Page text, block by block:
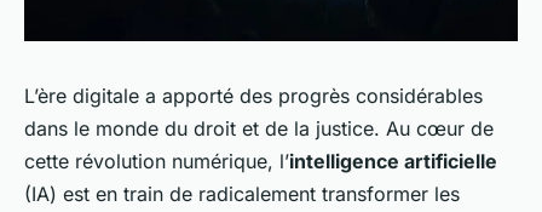
L’ère digitale a apporté des progrès considérables
dans le monde du droit et de la justice. Au cœur de
cette révolution numérique, l’intelligence artificielle
(IA) est en train de radicalement transformer les